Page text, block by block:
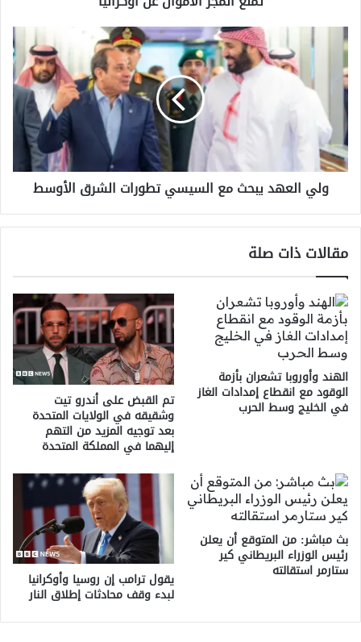
أوكرانيا
العهد
يبحث
مع
السيسي
تطورات
الشرق
الأوسط
ولي العهد يبحث مع السيسي تطورات الشرق الأوسط
مقالات ذات صلة
الهند وأوروبا تشعران بأزمة
الوقود مع انقطاع إمدادات الغاز
في الخليج وسط الحرب تم القبض على أندرو تيت
وشقيقه في الولايات المتحدة
بعد توجيه المزيد من التهم
إليهما في المملكة المتحدة
بث مباشر: من المتوقع أن يعلن
رئيس الوزراء البريطاني كير
ستارمر استقالته يقول ترامب إن روسيا وأوكرانيا
لبدء وقف محادثات إطلاق النار